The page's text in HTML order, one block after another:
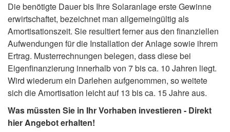
Die benötigte Dauer bis Ihre Solaranlage erste Gewinne
erwirtschaftet, bezeichnet man allgemeingültig als
Amortisationszeit. Sie resultiert ferner aus den finanziellen
Aufwendungen für die Installation der Anlage sowie ihrem
Ertrag. Musterrechnungen belegen, dass diese bei
Eigenfinanzierung innerhalb von 7 bis ca. 10 Jahren liegt.
Wird wiederum ein Darlehen aufgenommen, so weitete
sich die Amortisation leicht auf 13 bis ca. 15 Jahre aus.
Was müssten Sie in Ihr Vorhaben investieren - Direkt
hier Angebot erhalten!